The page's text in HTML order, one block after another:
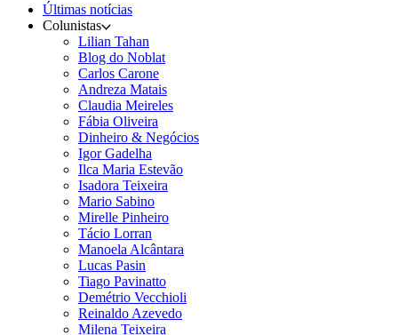
Últimas notícias
Colunistas
Lilian Tahan
Blog do Noblat
Carlos Carone
Andreza Matais
Claudia Meireles
Fábia Oliveira
Dinheiro & Negócios
Igor Gadelha
Ilca Maria Estevão
Isadora Teixeira
Mario Sabino
Mirelle Pinheiro
Tácio Lorran
Manoela Alcântara
Lucas Pasin
Tiago Pavinatto
Demétrio Vecchioli
Reinaldo Azevedo
Milena Teixeira